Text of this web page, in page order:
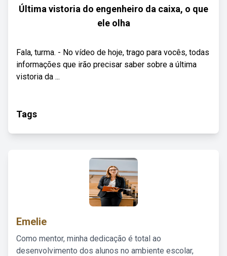
Última vistoria do engenheiro da caixa, o que
ele olha
Fala, turma. - No vídeo de hoje, trago para vocês, todas
informações que irão precisar saber sobre a última
vistoria da ...
Tags
Emelie
Como mentor, minha dedicação é total ao
desenvolvimento dos alunos no ambiente escolar,